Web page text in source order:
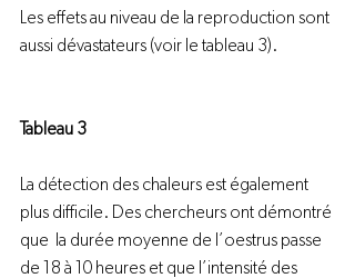
Les effets au niveau de la reproduction sont
aussi dévastateurs (voir le tableau 3).
Tableau 3
La détection des chaleurs est également
plus difficile. Des chercheurs ont démontré
que  la durée moyenne de l’oestrus passe
de 18 à 10 heures et que l’intensité des